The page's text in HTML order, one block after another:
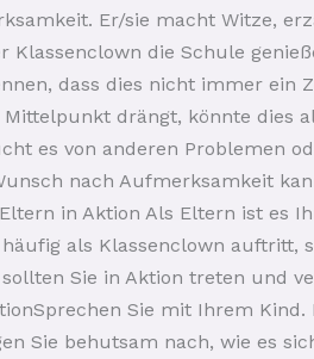
Er/sie macht Witze,
die Schule
dass dies nicht immer ein
drängt, könnte dies
es von anderen Problemen
nach Aufmerksamkeit
in Aktion Als Eltern ist es
als Klassenclown auftritt,
Sie in Aktion treten und
Sie mit Ihrem Kind.
Sie behutsam nach, wie es